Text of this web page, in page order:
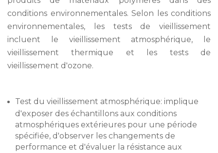
conditions environnementales. Selon les conditions
environnementales, les tests de vieillissement
incluent le vieillissement atmosphérique, le
vieillissement thermique et les tests de
vieillissement d'ozone.
Test du vieillissement atmosphérique: implique
d'exposer des échantillons aux conditions
atmosphériques extérieures pour une période
spécifiée, d'observer les changements de
performance et d'évaluer la résistance aux